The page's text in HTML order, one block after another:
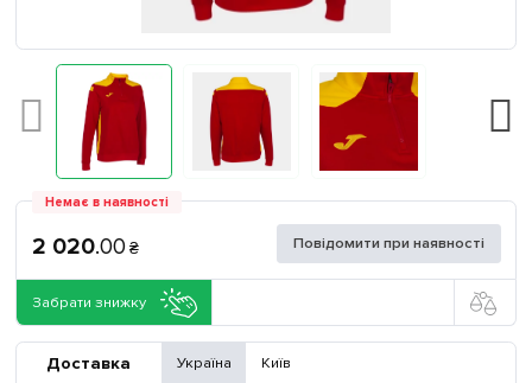
Немає в наявності
2 020.00 ₴ Повідомити при наявності
Забрати знижку
Доставка Україна Київ